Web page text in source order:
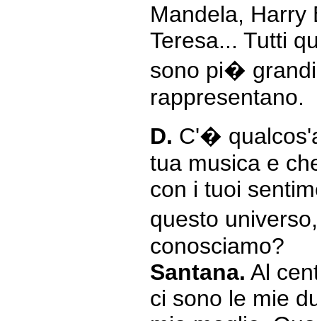
Mandela, Harry
Teresa... Tutti
sono pi�
rappresentano.
D. C'�
tua musica e
con i tuoi
questo
conosciamo?
Santana. Al
ci sono le mie